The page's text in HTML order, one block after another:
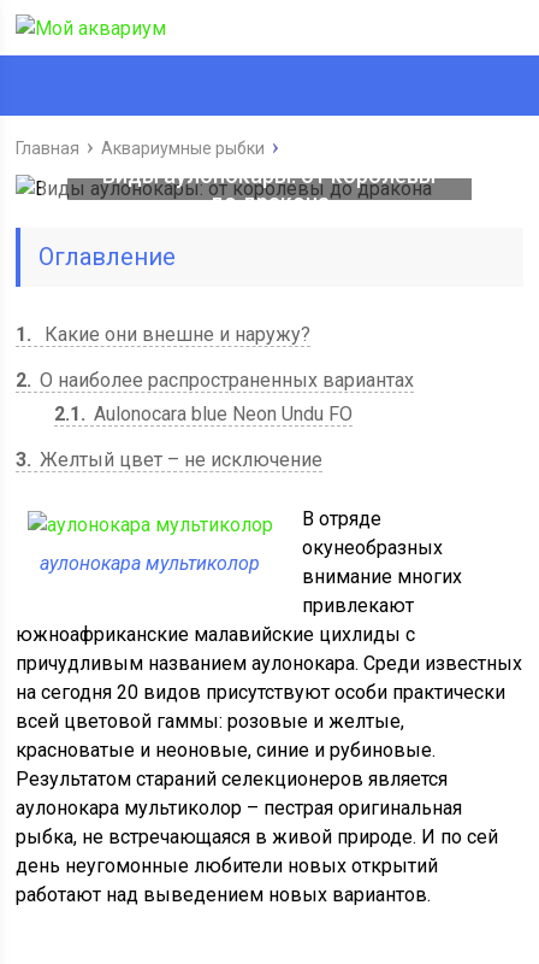
Главная Аквариумные рыбки
Виды аулонокары: от королевы
до дракона
Оглавление
1
Какие они внешне и наружу?
2 О наиболее распространенных вариантах
2.1
Aulonocara blue Neon Undu FО
3 Желтый цвет – не исключение
аулонокара мультиколор
В отряде
окунеобразных
внимание многих
привлекают
южноафриканские малавийские цихлиды с
причудливым названием аулонокара. Среди известных
на сегодня 20 видов присутствуют особи практически
всей цветовой гаммы: розовые и желтые,
красноватые и неоновые, синие и рубиновые.
Результатом стараний селекционеров является
аулонокара мультиколор – пестрая оригинальная
рыбка, не встречающаяся в живой природе. И по сей
день неугомонные любители новых открытий
работают над выведением новых вариантов.